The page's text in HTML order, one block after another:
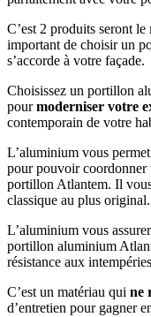
C’est 2 produits seront le
important de choisir un
s’accorde à votre façade.
Choisissez un portillon
pourmoderniser votre
contemporain de votre
L’aluminium vous
pour pouvoir coordonner
portillon Atlantem. Il
classique au plus original.
L’aluminium vous
portillon aluminium
résistance aux
C’est un matériau qui ne
d’entretien pour gagner